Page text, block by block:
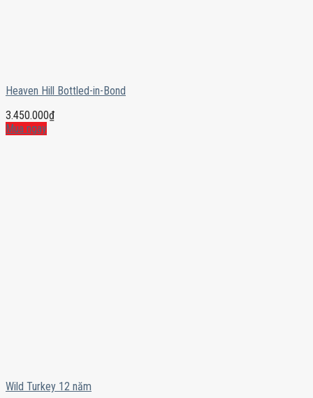
Heaven Hill Bottled-in-Bond
3.450.000₫
Mua ngay
Wild Turkey 12 năm